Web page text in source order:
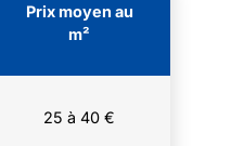
Prix moyen au
m²
25 à 40 €